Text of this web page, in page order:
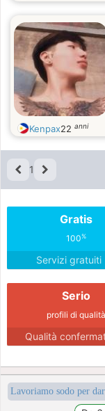
Kenpax22 anni
1
Gratis
100%
Servizi gratuiti
Serio
profili di qualità
Qualità
Lavoriamo sodo per